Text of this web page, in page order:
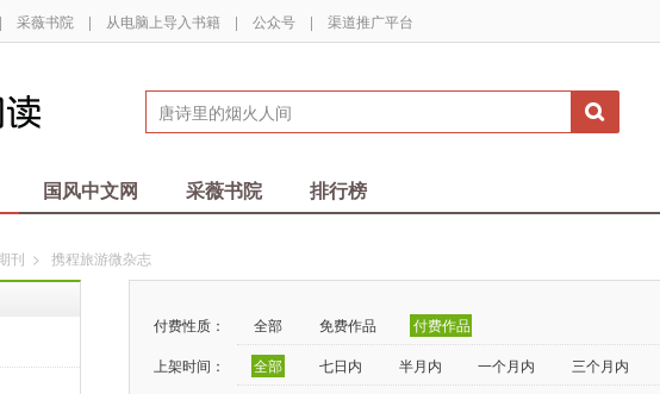
| 采薇书院 | 从电脑上导入书籍 | 公众号 | 渠道推广平台
国风中文网 采薇书院 排行榜
刊 > 携程旅游微杂志
付费性质： 全部 免费作品
付费作品
上架时间：
全部 七日内 半月内 一个月内
三个月内